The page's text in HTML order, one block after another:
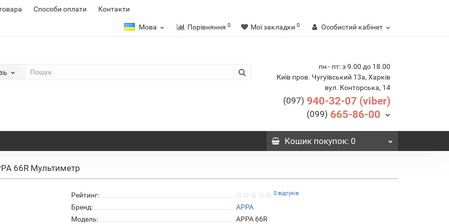
Способи оплати Контакти
Мова Порівняння 0 Мої закладки 0 Особистий кабінет
пн - пт: з 9.00 до 18.00
Київ пров. Чугуївський 13а, Харків
вул. Конторська, 14
(097) 940-32-07 (viber)
(099) 665-86-00
Кошикпокупок: 0
66R Мультиметр
Рейтинг: 0 відгуків
Бренд:
APPA
Модель:
APPA 66R